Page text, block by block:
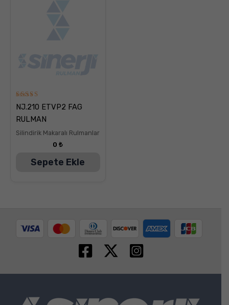
5
üzerinden
5.00
oy aldı
NJ.210 ETVP2 FAG
RULMAN
Silindirik Makaralı Rulmanlar
0₺
Sepete Ekle